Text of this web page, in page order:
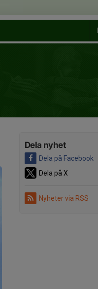
Dela nyhet
Dela på Facebook
Dela på X
Nyheter via RSS